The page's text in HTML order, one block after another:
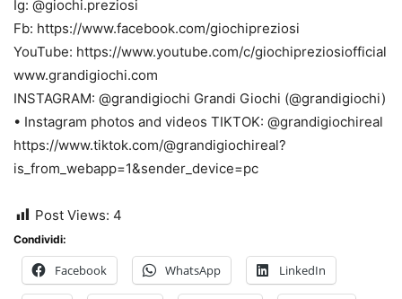
Ig: @giochi.preziosi
Fb: https://www.facebook.com/giochipreziosi
YouTube: https://www.youtube.com/c/giochipreziosiofficial
www.grandigiochi.com
INSTAGRAM: @grandigiochi Grandi Giochi (@grandigiochi)
• Instagram photos and videos TIKTOK: @grandigiochireal
https://www.tiktok.com/@grandigiochireal?
is_from_webapp=1&sender_device=pc
Post Views: 4
Condividi:
Facebook WhatsApp LinkedIn